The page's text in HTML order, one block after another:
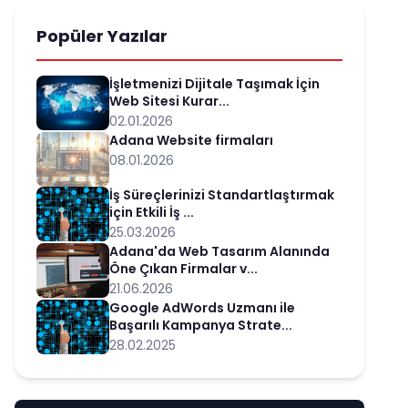
Popüler Yazılar
İşletmenizi Dijitale Taşımak İçin
Web Sitesi Kurar...
02.01.2026
Adana Website firmaları
08.01.2026
İş Süreçlerinizi Standartlaştırmak
için Etkili İş ...
25.03.2026
Adana'da Web Tasarım Alanında
Öne Çıkan Firmalar v...
21.06.2026
Google AdWords Uzmanı ile
Başarılı Kampanya Strate...
28.02.2025